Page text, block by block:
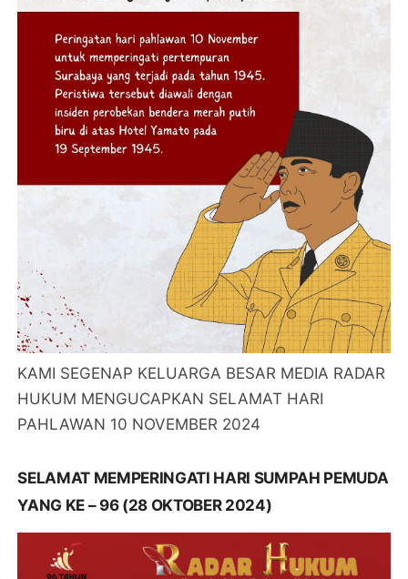
KAMI SEGENAP KELUARGA BESAR MEDIA RADAR
HUKUM MENGUCAPKAN SELAMAT HARI
PAHLAWAN 10 NOVEMBER 2024
SELAMAT MEMPERINGATI HARI SUMPAH PEMUDA
YANG KE – 96 (28 OKTOBER 2024)